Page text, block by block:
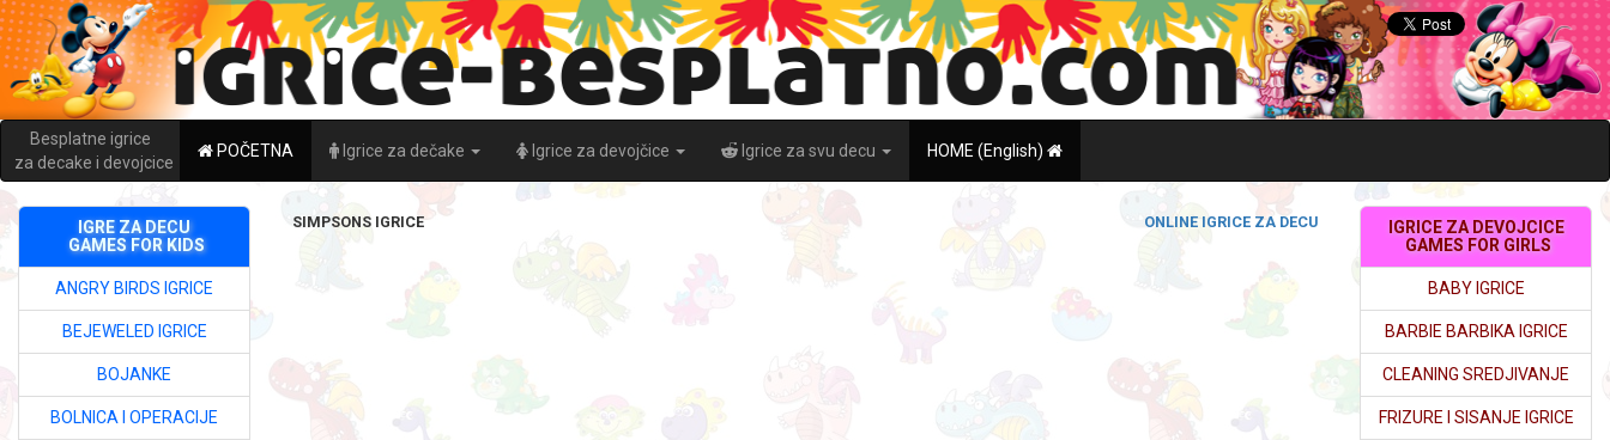
Besplatne igrice
za decake i devojcice
POČETNA Igrice za dečake Igrice za devojčice Igrice za svu decu HOME (English)
IGRE ZA DECU
GAMES FOR KIDS
ANGRY BIRDS IGRICE
BEJEWELED IGRICE
BOJANKE
BOLNICA I OPERACIJE
SIMPSONS IGRICE ONLINE IGRICE ZA DECU
IGRICE ZA DEVOJCICE
GAMES FOR GIRLS
BABY IGRICE
BARBIE BARBIKA IGRICE
CLEANING SREDJIVANJE
FRIZURE I SISANJE IGRICE